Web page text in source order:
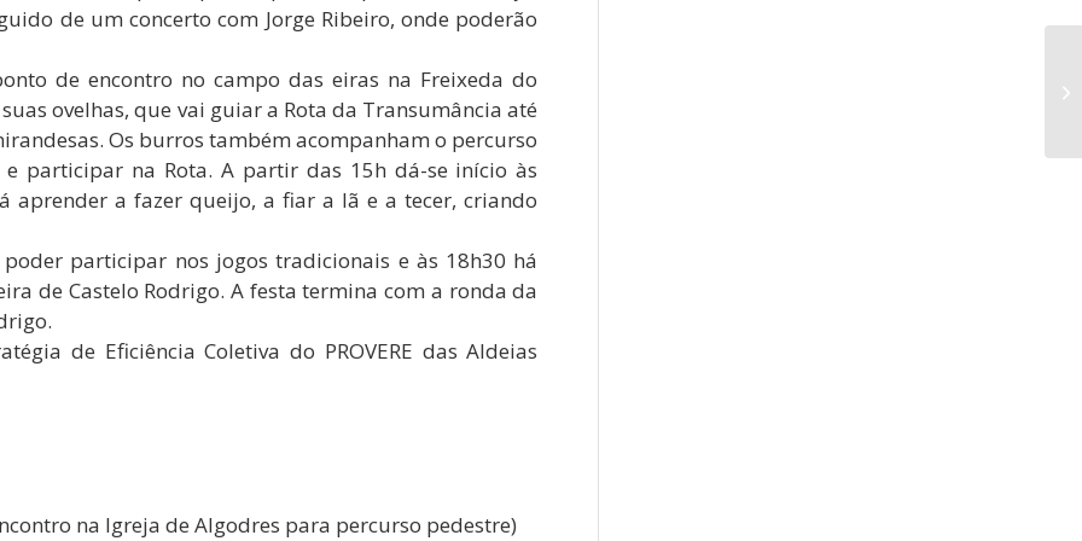
de um concerto com Jorge Ribeiro, onde poderão
de encontro no campo das eiras na Freixeda do
ovelhas, que vai guiar a Rota da Transumância até
Os burros também acompanham o percurso
participar na Rota. A partir das 15h dá-se início às
aprender a fazer queijo, a fiar a lã e a tecer, criando
participar nos jogos tradicionais e às 18h30 há
de Castelo Rodrigo. A festa termina com a ronda da
de Eficiência Coletiva do PROVERE das Aldeias
na Igreja de Algodres para percurso pedestre)